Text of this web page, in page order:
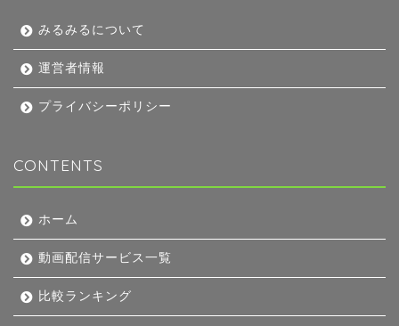
みるみるについて
運営者情報
プライバシーポリシー
CONTENTS
ホーム
動画配信サービス一覧
比較ランキング